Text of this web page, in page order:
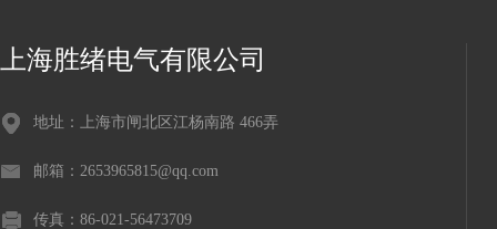
上海胜绪电气有限公司
地址：上海市闸北区江杨南路 466弄
邮箱：2653965815@qq.com
传真：86-021-56473709